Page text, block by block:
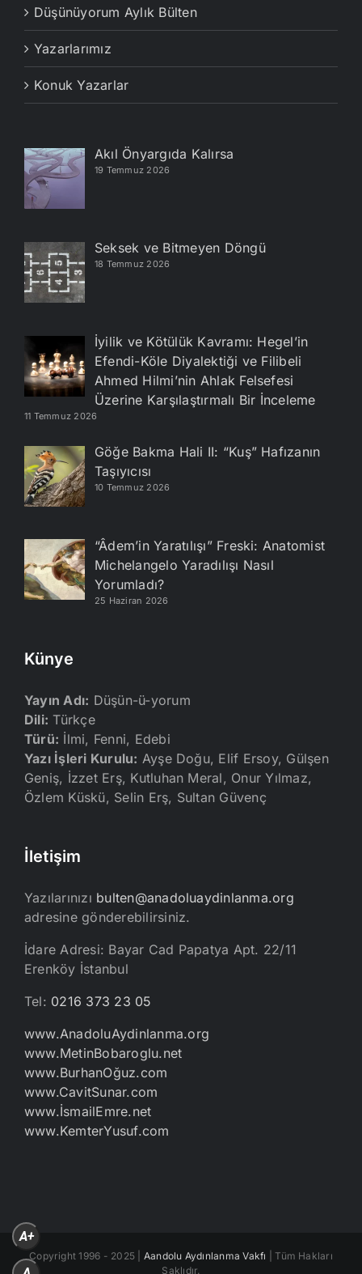
Düşünüyorum Aylık Bülten
Yazarlarımız
Konuk Yazarlar
Akıl Önyargıda Kalırsa
19 Temmuz 2026
Seksek ve Bitmeyen Döngü
18 Temmuz 2026
İyilik ve Kötülük Kavramı: Hegel’in
Efendi-Köle Diyalektiği ve Filibeli
Ahmed Hilmi’nin Ahlak Felsefesi
Üzerine Karşılaştırmalı Bir İnceleme
11 Temmuz 2026
Göğe Bakma Hali II: “Kuş” Hafızanın
Taşıyıcısı
10 Temmuz 2026
“Âdem’in Yaratılışı” Freski: Anatomist
Michelangelo Yaradılışı Nasıl
Yorumladı?
25 Haziran 2026
Künye
Yayın Adı: Düşün-ü-yorum
Dili: Türkçe
Türü: İlmi, Fenni, Edebi
Yazı İşleri Kurulu: Ayşe Doğu, Elif Ersoy, Gülşen
Geniş, İzzet Erş, Kutluhan Meral, Onur Yılmaz,
Özlem Küskü, Selin Erş, Sultan Güvenç
İletişim
Yazılarınızı bulten@anadoluaydinlanma.org
adresine gönderebilirsiniz.
İdare Adresi: Bayar Cad Papatya Apt. 22/11
Erenköy İstanbul
Tel: 0216 373 23 05
www.AnadoluAydinlanma.org
www.MetinBobaroglu.net
www.BurhanOğuz.com
www.CavitSunar.com
www.İsmailEmre.net
www.KemterYusuf.com
Copyright 1996 - 2025 | Aandolu Aydınlanma Vakfı
| Tüm Hakları
Saklıdır.
A+